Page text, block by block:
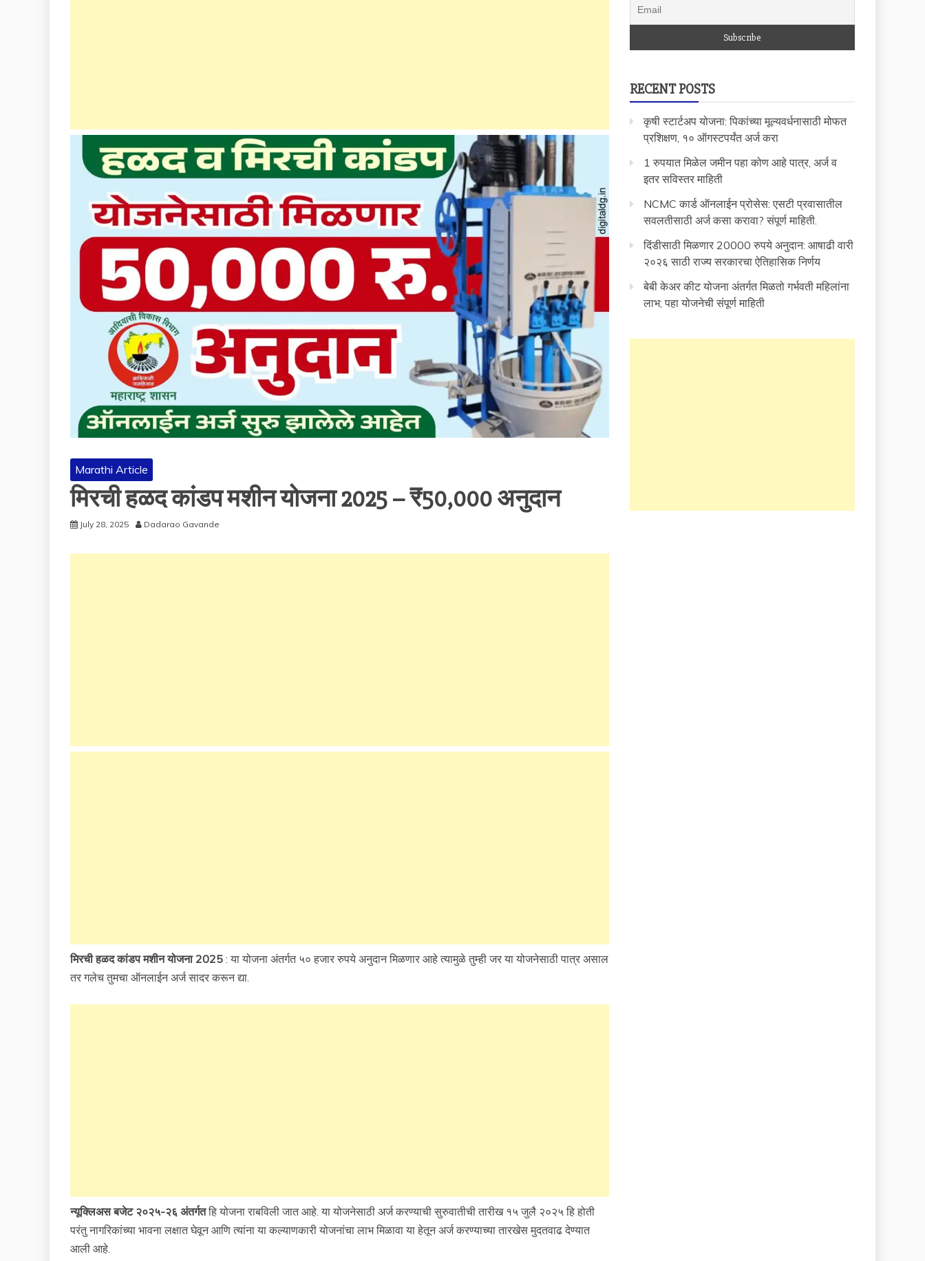
Marathi Article
मिरची हळद कांडप मशीन योजना 2025 – ₹50,000 अनुदान
July 28, 2025 Dadarao Gavande
मिरची हळद कांडप मशीन योजना 2025 : या योजना अंतर्गत ५० हजार रुपये अनुदान मिळणार आहे त्यामुळे तुम्ही जर या योजनेसाठी पात्र असाल
तर गलेच तुमचा ऑनलाईन अर्ज सादर करून द्या.
न्यूक्लिअस बजेट २०२५-२६ अंतर्गतहि योजना राबविली जात आहे. या योजनेसाठी अर्ज करण्याची सुरुवातीची तारीख १५ जुलै २०२५ हि होती
परंतु नागरिकांच्या भावना लक्षात घेवून आणि त्यांना या कल्याणकारी योजनांचा लाभ मिळावा या हेतून अर्ज करण्याच्या तारखेस मुदतवाढ देण्यात
आली आहे.
RECENT POSTS
कृषी स्टार्टअप योजना: पिकांच्या मूल्यवर्धनासाठी मोफत
प्रशिक्षण, १० ऑगस्टपर्यंत अर्ज करा
1 रुपयात मिळेल जमीन पहा कोण आहे पात्र, अर्ज व
इतर सविस्तर माहिती
NCMC कार्ड ऑनलाईन प्रोसेस: एसटी प्रवासातील
सवलतीसाठी अर्ज कसा करावा? संपूर्ण माहिती.
दिंडीसाठी मिळणार 20000 रुपये अनुदान: आषाढी वारी
२०२६ साठी राज्य सरकारचा ऐतिहासिक निर्णय
बेबी केअर कीट योजना अंतर्गत मिळतो गर्भवती महिलांना
लाभ; पहा योजनेची संपूर्ण माहिती